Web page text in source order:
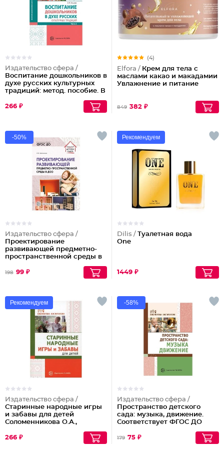
Издательство сфера /
Воспитание дошкольников в
духе русских культурных
традиций: метод. пособие. В
266 ₽
(4)
Elfora / Крем для тела с
маслами какао и макадамии
Увлажнение и питание
849 382 ₽
-50%
Издательство сфера /
Проектирование
развивающей предметно-
пространственной среды в
рекомендации
198 99 ₽
Рекомендуем
Dilis / Туалетная вода
One
1449 ₽
Рекомендуем
Издательство сфера /
Старинные народные игры
и забавы для детей
Соломенникова О.А.,
266 ₽
-58%
Издательство сфера /
Пространство детского
сада: музыка, движение.
Соответствует ФГОС ДО
179 75 ₽